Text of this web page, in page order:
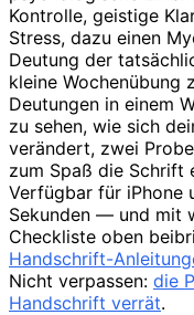
Kontrolle, geistige
Stress, dazu einen
Deutung der
kleine Wochenübung
Deutungen in einem
zu sehen, wie sich
verändert, zwei
zum Spaß die Schrift
Verfügbar für iPhone
Sekunden — und mit
Checkliste oben
Handschrift-
Nicht verpassen: die
Handschrift verrät.